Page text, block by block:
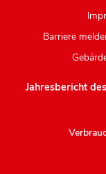
Barriere
Jahresbericht